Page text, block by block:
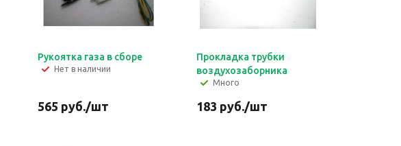
Рукоятка газа в сборе
Нет в наличии
565 руб./шт
Прокладка трубки
воздухозаборника
Много
183 руб./шт